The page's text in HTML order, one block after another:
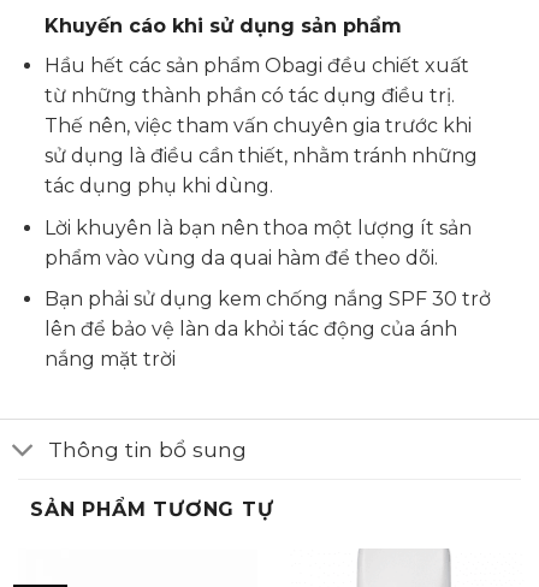
Khuyến cáo khi sử dụng sản phẩm
Hầu hết các sản phẩm Obagi đều chiết xuất
từ những thành phần có tác dụng điều trị.
Thế nên, việc tham vấn chuyên gia trước khi
sử dụng là điều cần thiết, nhằm tránh những
tác dụng phụ khi dùng.
Lời khuyên là bạn nên thoa một lượng ít sản
phẩm vào vùng da quai hàm để theo dõi.
Bạn phải sử dụng kem chống nắng SPF 30 trở
lên để bảo vệ làn da khỏi tác động của ánh
nắng mặt trời
Thông tin bổ sung
SẢN PHẨM TƯƠNG TỰ